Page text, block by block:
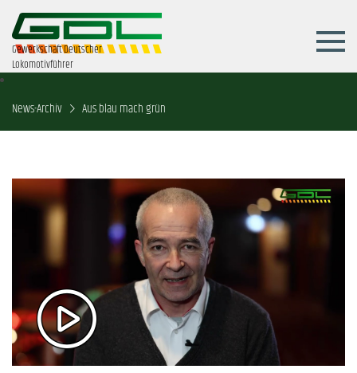
Gewerkschaft Deutscher
Lokomotivführer
News-Archiv Aus blau mach grün